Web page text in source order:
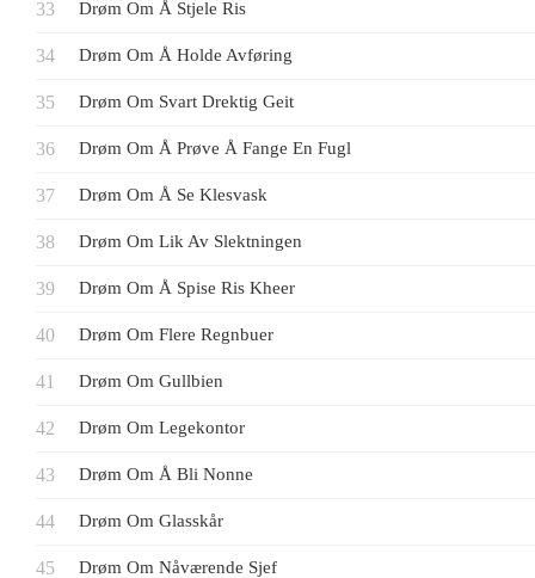
Drøm Om Å Stjele Ris
Drøm Om Å Holde Avføring
Drøm Om Svart Drektig Geit
Drøm Om Å Prøve Å Fange En Fugl
Drøm Om Å Se Klesvask
Drøm Om Lik Av Slektningen
Drøm Om Å Spise Ris Kheer
Drøm Om Flere Regnbuer
Drøm Om Gullbien
Drøm Om Legekontor
Drøm Om Å Bli Nonne
Drøm Om Glasskår
Drøm Om Nåværende Sjef